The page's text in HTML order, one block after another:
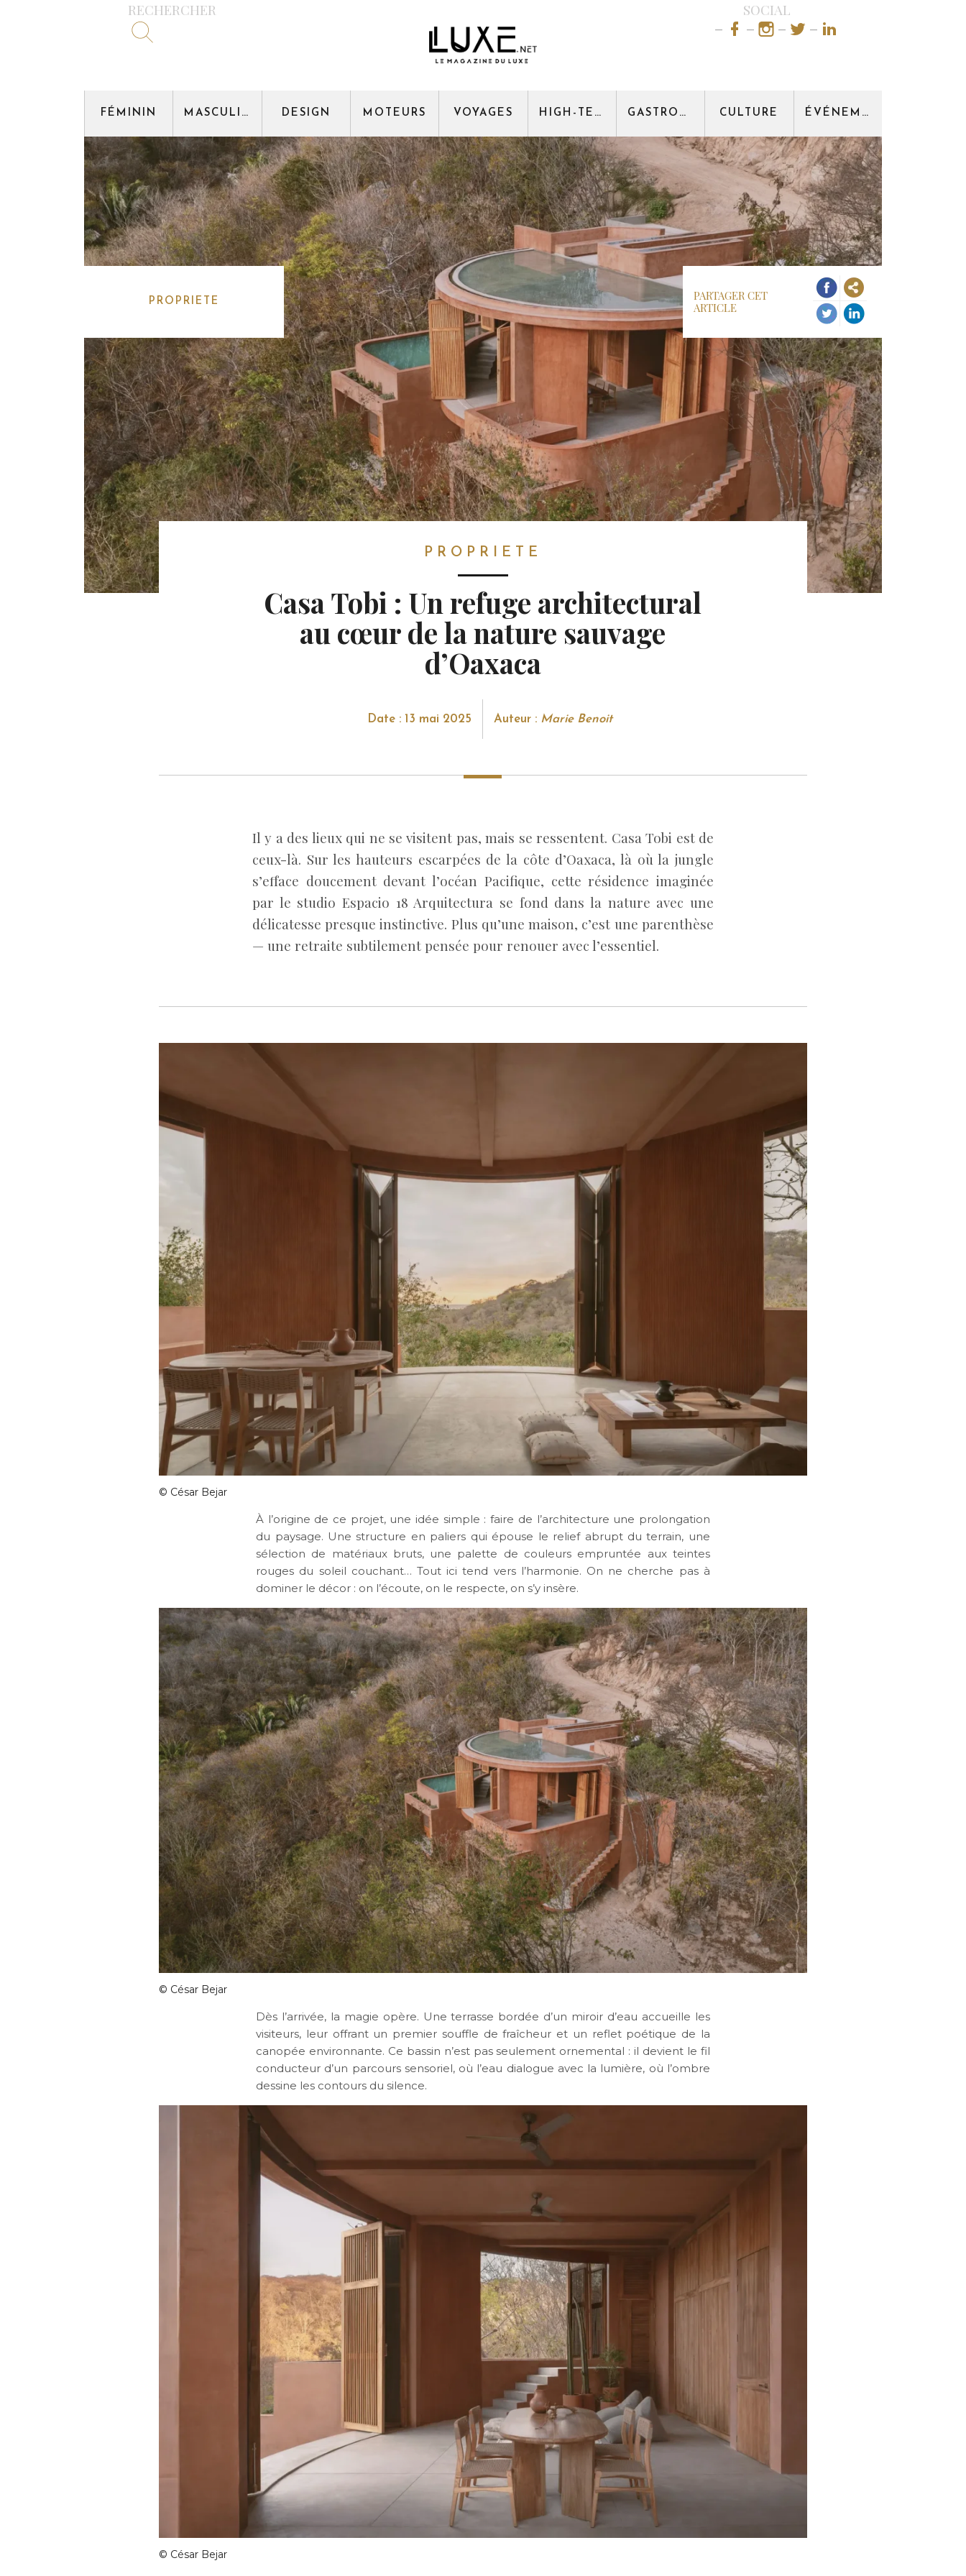
RECHERCHER SOCIAL
FÉMININ MASCULIN DESIGN MOTEURS VOYAGES HIGH-TECH GASTRONOMIE CULTURE ÉVÉNEMENT
PROPRIETE
PARTAGER CET
ARTICLE
PROPRIETE
Casa Tobi : Un refuge architectural
au cœur de la nature sauvage
d’Oaxaca
Date : 13 mai 2025 Auteur : Marie Benoit
Il y a des lieux qui ne se visitent pas, mais se ressentent. Casa Tobi est de
ceux-là. Sur les hauteurs escarpées de la côte d’Oaxaca, là où la jungle
s’efface doucement devant l’océan Pacifique, cette résidence imaginée
par le studio Espacio 18 Arquitectura se fond dans la nature avec une
délicatesse presque instinctive. Plus qu’une maison, c’est une parenthèse
— une retraite subtilement pensée pour renouer avec l’essentiel.
© César Bejar
À l’origine de ce projet, une idée simple : faire de l’architecture une prolongation
du paysage. Une structure en paliers qui épouse le relief abrupt du terrain, une
sélection de matériaux bruts, une palette de couleurs empruntée aux teintes
rouges du soleil couchant… Tout ici tend vers l’harmonie. On ne cherche pas à
dominer le décor : on l’écoute, on le respecte, on s’y insère.
© César Bejar
Dès l’arrivée, la magie opère. Une terrasse bordée d’un miroir d’eau accueille les
visiteurs, leur offrant un premier souffle de fraîcheur et un reflet poétique de la
canopée environnante. Ce bassin n’est pas seulement ornemental : il devient le fil
conducteur d’un parcours sensoriel, où l’eau dialogue avec la lumière, où l’ombre
dessine les contours du silence.
© César Bejar